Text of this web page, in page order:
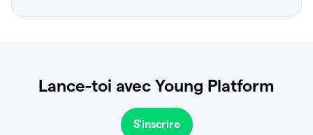
Lance-toi avec Young Platform
S'inscrire